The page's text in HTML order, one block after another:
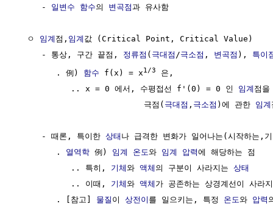
     -
일변수 함수의 변곡점과 유사함
  ㅇ
임계 점, 임계 값 (Critical Point, Critical Value)
     - 통상, 구간 끝점,
정류점 ( 극대점 /극소점 , 변곡점 ), 특이
        . 例)
함수 f(x) = x1/3
은,
           .. x = 0 에서, 수평접선 f'(0) = 0 인
임계 점
                          극점(
극대점 , 극소점 )에 관한 임계
     - 때론, 특이한
상태 나 급격한 변화가 일어나는(시작하는,
        .
열역학 例) 임계 온도와 임계 압력에 해당하는
           .. 특히,
기체와 액체 의 구분이 사라지는 상태
           .. 이때,
기체와 액체 가 공존하는 상경계선이 사라
        . [참고]
물질 이 상전이 를 일으키는, 특정 온도와 압력